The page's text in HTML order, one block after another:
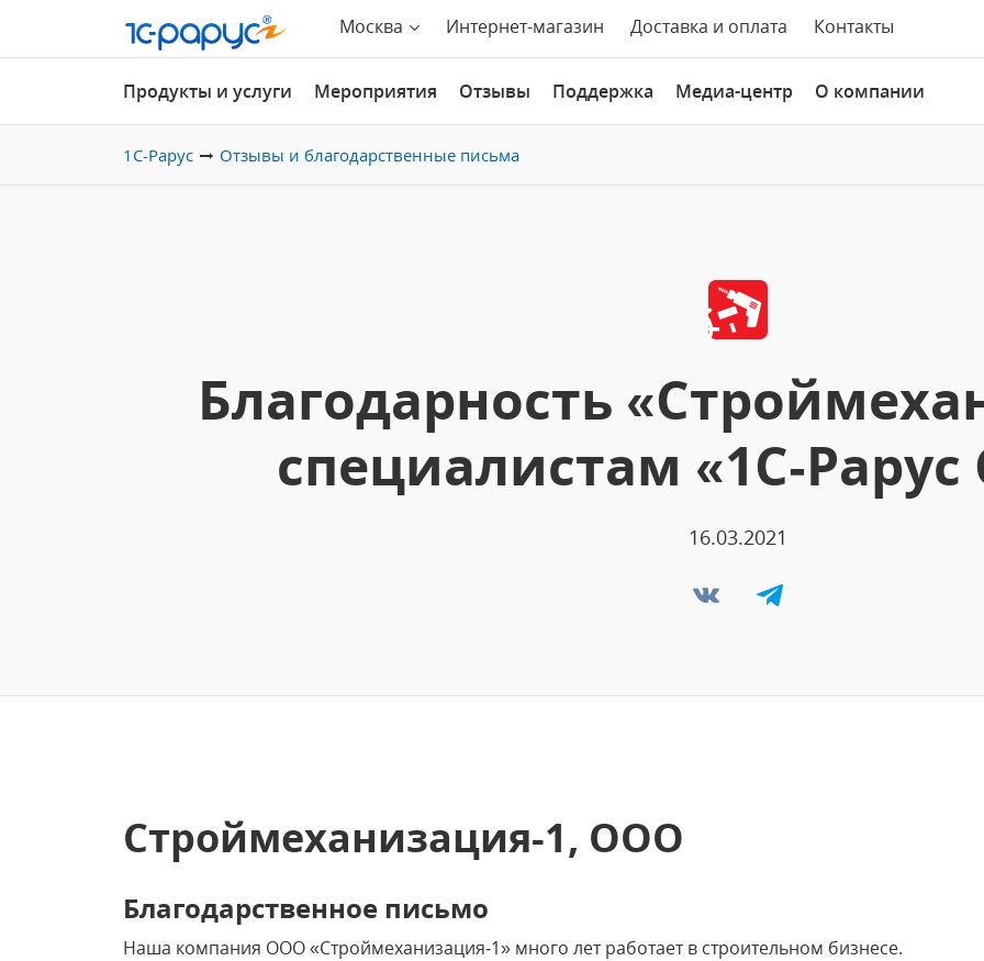
Москва Интернет-магазин Доставка и оплата Контакты
Продукты и услуги Мероприятия Отзывы Поддержка Медиа-центр О компании
1С-Рарус Отзывы и благодарственные письма
Благодарность
специалистам
16.03.2021
Строймеханизация-1, ООО
Благодарственное письмо
Наша компания ООО «Строймеханизация‑1» много лет работает в строительном бизнесе.